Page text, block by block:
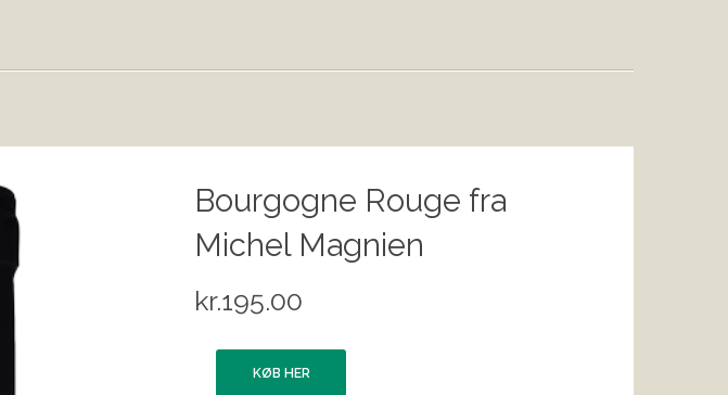
Bourgogne Rouge fra
Michel Magnien
kr.195.00
KØB HER